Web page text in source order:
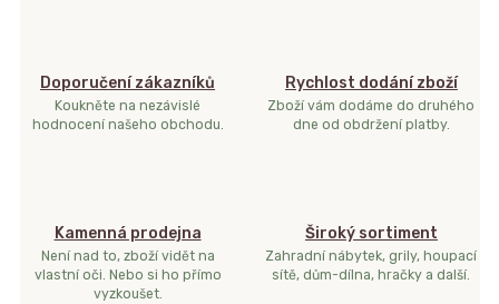
Doporučení zákazníků
Koukněte na nezávislé
hodnocení našeho obchodu.
Rychlost dodání zboží
Zboží vám dodáme do druhého
dne od obdržení platby.
Kamenná prodejna
Není nad to, zboží vidět na
vlastní oči. Nebo si ho přímo
vyzkoušet.
Široký sortiment
Zahradní nábytek, grily, houpací
sítě, dům-dílna, hračky a další.